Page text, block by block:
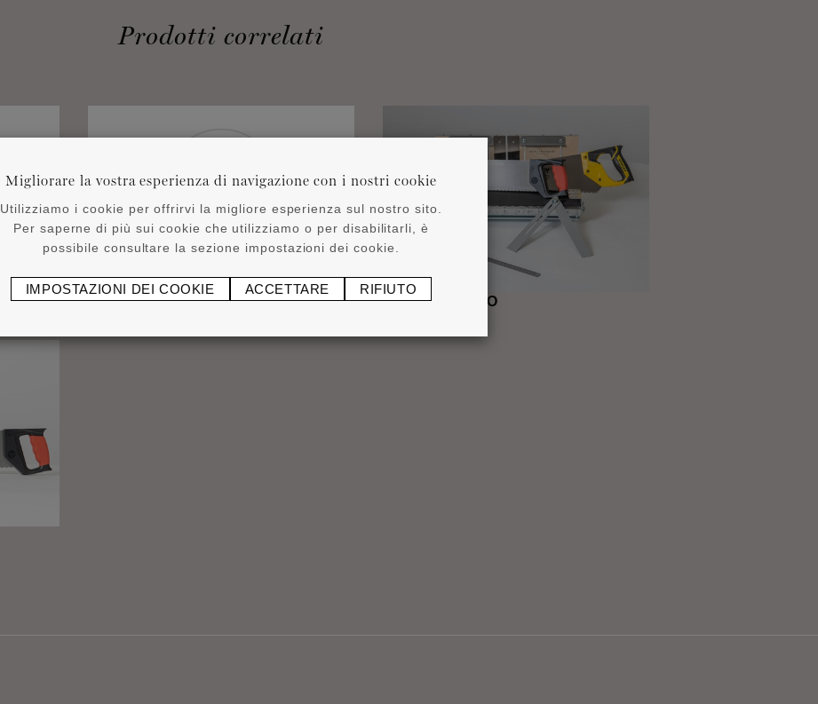
Prodotti correlati
ADEFIX®P5 5 kg Attrezzo VARIO
Migliorare la vostra esperienza di navigazione con i nostri cookie
Utilizziamo i cookie per offrirvi la migliore esperienza sul nostro sito.
Per saperne di più sui cookie che utilizziamo o per disabilitarli, è
possibile consultare la sezione impostazioni dei cookie.
IMPOSTAZIONI DEI COOKIE ACCETTARE RIFIUTO